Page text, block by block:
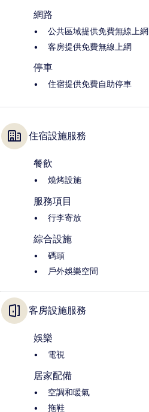
網路
公共區域提供免費無線上網
客房提供免費無線上網
停車
住宿提供免費自助停車
住宿設施服務
餐飲
燒烤設施
服務項目
行李寄放
綜合設施
碼頭
戶外娛樂空間
客房設施服務
娛樂
電視
居家配備
空調和暖氣
拖鞋